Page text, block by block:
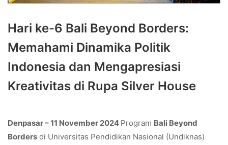
Hari ke-6 Bali Beyond Borders:
Memahami Dinamika Politik
Indonesia dan Mengapresiasi
Kreativitas di Rupa Silver House
Denpasar – 11 November 2024 Program Bali Beyond
Borders di Universitas Pendidikan Nasional (Undiknas)